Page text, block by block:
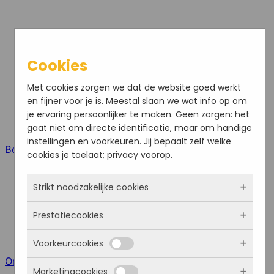
Bel ons
Online meeting
Cookies
Met cookies zorgen we dat de website goed werkt
en fijner voor je is. Meestal slaan we wat info op om
je ervaring persoonlijker te maken. Geen zorgen: het
gaat niet om directe identificatie, maar om handige
instellingen en voorkeuren. Jij bepaalt zelf welke
cookies je toelaat; privacy voorop.
Strikt noodzakelijke cookies
Deze cookies zorgen ervoor dat de website
überhaupt werkt. Ze zijn dus altijd actief en
kunnen niet worden uitgezet. Meestal worden
ze alleen geplaatst als jij iets doet, zoals
Prestatiecookies
Met deze cookies zien we hoe vaak onze site
bezocht wordt, waar bezoekers vandaan
Voorkeurcookies
Marketingcookies